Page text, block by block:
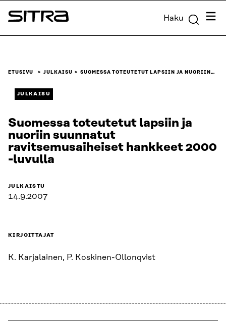
Siirry
suoraan
Sitra Haku
ETUSIVU JULKAISU SUOMESSA TOTEUTETUT LAPSIIN JA NUORIIN…
JULKAISU
Suomessa toteutetut lapsiin ja
nuoriin suunnatut
ravitsemusaiheiset hankkeet 2000
-luvulla
JULKAISTU
14.9.2007
KIRJOITTAJAT
K. Karjalainen, P. Koskinen-Ollonqvist